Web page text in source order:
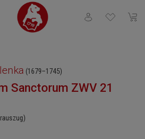
Du hast 0
(1679–1745)
Sanctorum ZWV 21